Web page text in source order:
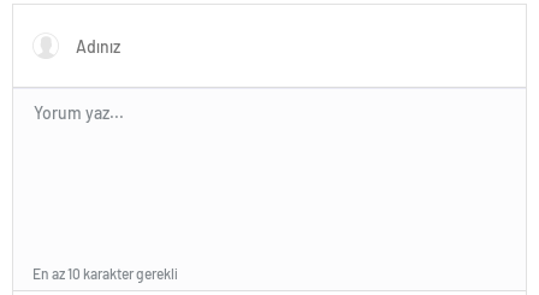
En az 10 karakter gerekli